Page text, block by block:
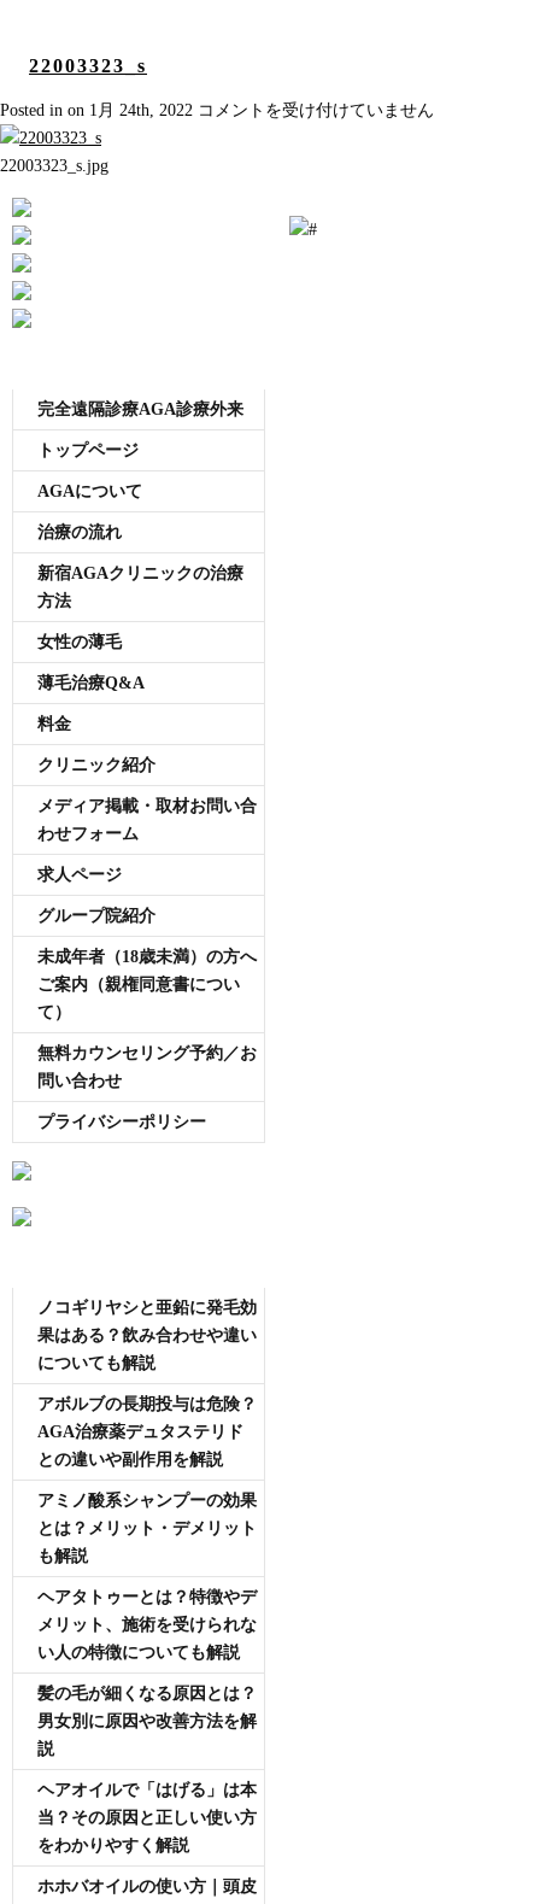
22003323_s
Posted in on 1月 24th, 2022 22003323_s
コメントを受け付けていません
22003323_s.jpg
完全遠隔診療AGA診療外来
トップページ
AGAについて
治療の流れ
新宿AGAクリニックの治療
方法
女性の薄毛
薄毛治療Q&A
料金
クリニック紹介
メディア掲載・取材お問い合
わせフォーム
求人ページ
グループ院紹介
未成年者（18歳未満）の方へ
ご案内（親権同意書につい
て）
無料カウンセリング予約／お
問い合わせ
プライバシーポリシー
ノコギリヤシと亜鉛に発毛効
果はある？飲み合わせや違い
についても解説
アボルブの長期投与は危険？
AGA治療薬デュタステリド
との違いや副作用を解説
アミノ酸系シャンプーの効果
とは？メリット・デメリット
も解説
ヘアタトゥーとは？特徴やデ
メリット、施術を受けられな
い人の特徴についても解説
髪の毛が細くなる原因とは？
男女別に原因や改善方法を解
説
ヘアオイルで「はげる」は本
当？その原因と正しい使い方
をわかりやすく解説
ホホバオイルの使い方｜頭皮